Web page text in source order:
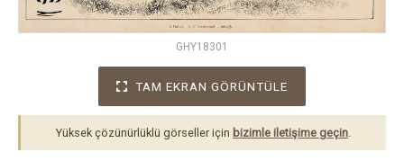
GHY18301
TAM EKRAN GÖRÜNTÜLE
Yüksek çözünürlüklü görseller için bizimle iletişime geçin